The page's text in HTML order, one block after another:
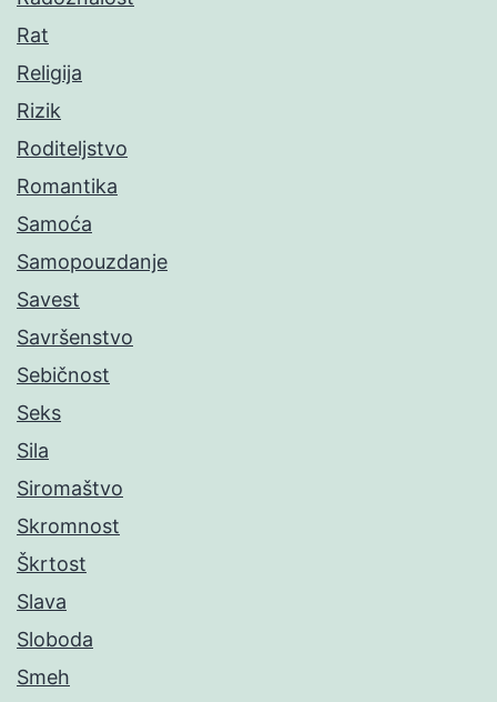
Rat
Religija
Rizik
Roditeljstvo
Romantika
Samoća
Samopouzdanje
Savest
Savršenstvo
Sebičnost
Seks
Sila
Siromaštvo
Skromnost
Škrtost
Slava
Sloboda
Smeh